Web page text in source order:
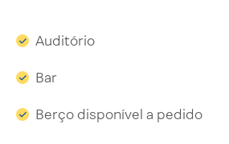
Auditório
Bar
Berço disponível a pedido